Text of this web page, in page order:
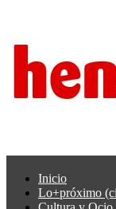
Inicio
Lo+próximo